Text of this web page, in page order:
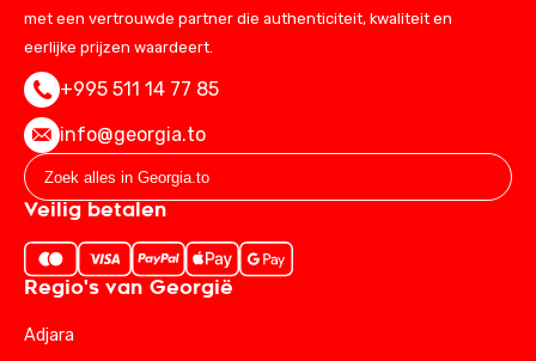
met een vertrouwde partner die authenticiteit, kwaliteit en
eerlijke prijzen waardeert.
+995 511 14 77 85
info@georgia.to
Veilig betalen
Regio's van Georgië
Adjara